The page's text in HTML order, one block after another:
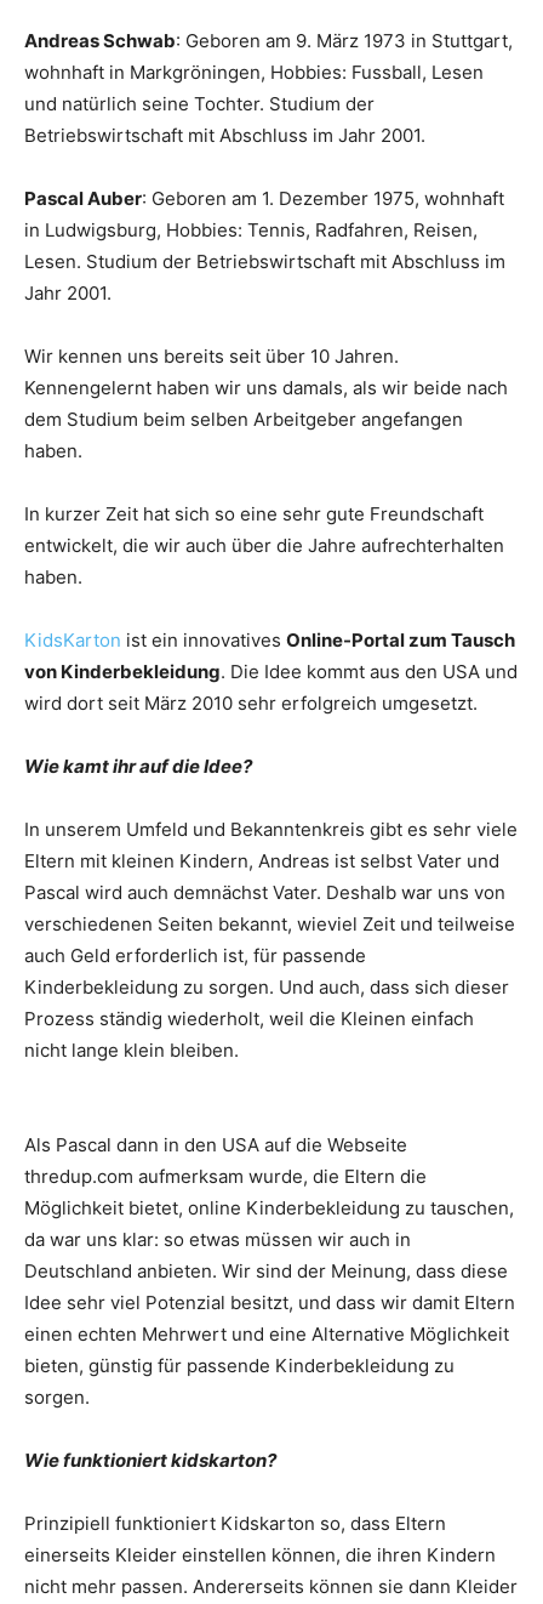
Andreas Schwab: Geboren am 9. März 1973 in Stuttgart,
wohnhaft in Markgröningen, Hobbies: Fussball, Lesen
und natürlich seine Tochter. Studium der
Betriebswirtschaft mit Abschluss im Jahr 2001.
Pascal Auber: Geboren am 1. Dezember 1975, wohnhaft
in Ludwigsburg, Hobbies: Tennis, Radfahren, Reisen,
Lesen. Studium der Betriebswirtschaft mit Abschluss im
Jahr 2001.
Wir kennen uns bereits seit über 10 Jahren.
Kennengelernt haben wir uns damals, als wir beide nach
dem Studium beim selben Arbeitgeber angefangen
haben.
In kurzer Zeit hat sich so eine sehr gute Freundschaft
entwickelt, die wir auch über die Jahre aufrechterhalten
haben.
KidsKarton ist ein innovatives Online-Portal zum Tausch
von Kinderbekleidung. Die Idee kommt aus den USA und
wird dort seit März 2010 sehr erfolgreich umgesetzt.
Wie kamt ihr auf die Idee?
In unserem Umfeld und Bekanntenkreis gibt es sehr viele
Eltern mit kleinen Kindern, Andreas ist selbst Vater und
Pascal wird auch demnächst Vater. Deshalb war uns von
verschiedenen Seiten bekannt, wieviel Zeit und teilweise
auch Geld erforderlich ist, für passende
Kinderbekleidung zu sorgen. Und auch, dass sich dieser
Prozess ständig wiederholt, weil die Kleinen einfach
nicht lange klein bleiben.
Als Pascal dann in den USA auf die Webseite
thredup.com aufmerksam wurde, die Eltern die
Möglichkeit bietet, online Kinderbekleidung zu tauschen,
da war uns klar: so etwas müssen wir auch in
Deutschland anbieten. Wir sind der Meinung, dass diese
Idee sehr viel Potenzial besitzt, und dass wir damit Eltern
einen echten Mehrwert und eine Alternative Möglichkeit
bieten, günstig für passende Kinderbekleidung zu
sorgen.
Wie funktioniert kidskarton?
Prinzipiell funktioniert Kidskarton so, dass Eltern
einerseits Kleider einstellen können, die ihren Kindern
nicht mehr passen. Andererseits können sie dann Kleider